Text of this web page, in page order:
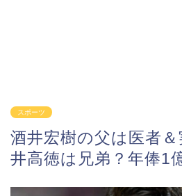
スポーツ
酒井宏樹の父は医者
井高徳は兄弟？年俸1